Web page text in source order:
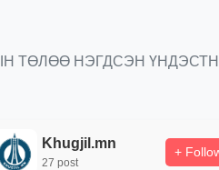
ТӨЛӨӨ НЭГДСЭН
Khugjil.mn
27 post
+